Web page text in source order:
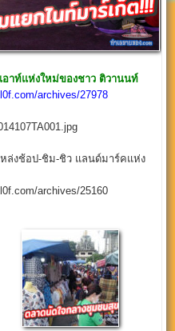
อาท์แห่งใหม่ของชาว ติวานนท์
archives/27978
ล่งช้อป-ชิม-ชิว แลนด์มาร์คแห่ง
archives/25160